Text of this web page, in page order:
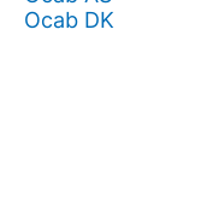
Ocab DK